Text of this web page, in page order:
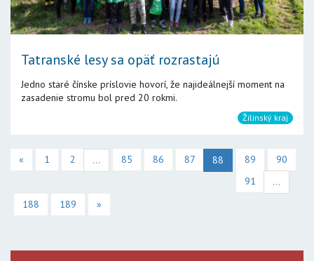
Tatranské lesy sa opäť rozrastajú
Jedno staré čínske príslovie hovorí, že najideálnejší moment na
zasadenie stromu bol pred 20 rokmi.
Žilinský kraj
« 1 2 ... 85 86 87 88 89
90
91
...
188
189 »